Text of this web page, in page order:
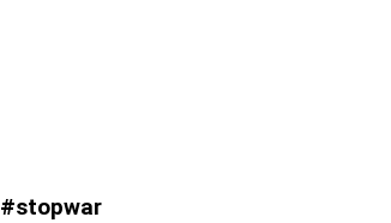
#stopwar